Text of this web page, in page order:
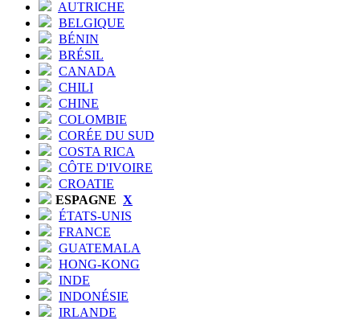
AUTRICHE
BELGIQUE
BÉNIN
BRÉSIL
CANADA
CHILI
CHINE
COLOMBIE
CORÉE DU SUD
COSTA RICA
CÔTE D'IVOIRE
CROATIE
ESPAGNE X
ÉTATS-UNIS
FRANCE
GUATEMALA
HONG-KONG
INDE
INDONÉSIE
IRLANDE